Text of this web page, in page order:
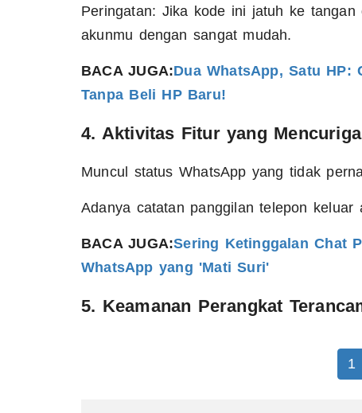
Peringatan: Jika kode ini jatuh ke
akunmu dengan sangat mudah.
BACA JUGA:Dua WhatsApp, Satu HP:
Tanpa Beli HP Baru!
4. Aktivitas Fitur yang
Muncul status WhatsApp yang tidak
Adanya catatan panggilan telepon
BACA JUGA:Sering Ketinggalan Chat
WhatsApp yang 'Mati Suri'
5. Keamanan Perangkat
1